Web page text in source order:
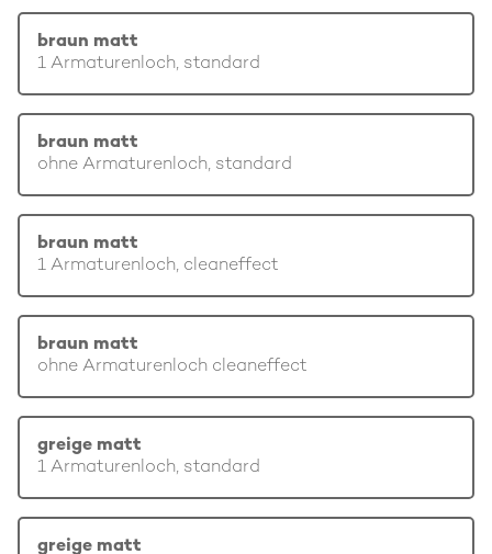
braun matt
1 Armaturenloch, standard
braun matt
ohne Armaturenloch, standard
braun matt
1 Armaturenloch, cleaneffect
braun matt
ohne Armaturenloch cleaneffect
greige matt
1 Armaturenloch, standard
greige matt